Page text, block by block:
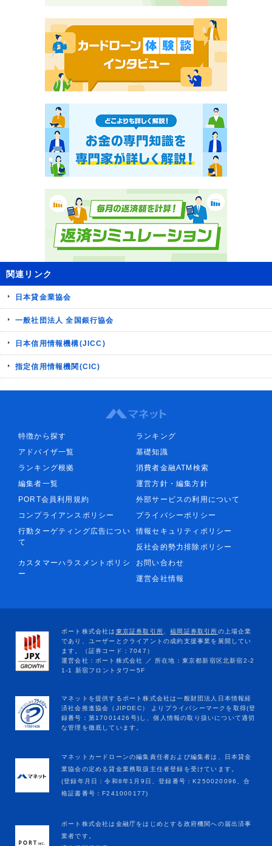
関連リンク
日本貸金業協会
一般社団法人 全国銀行協会
日本信用情報機構(JICC)
指定信用情報機関(CIC)
特徴から探す
ランキング
アドバイザ一覧
基礎知識
ランキング根拠
消費者金融ATM検索
編集者一覧
運営方針・編集方針
PORT会員利用規約
外部サービスの利用について
コンプライアンスポリシー
プライバシーポリシー
行動ターゲティング広告につい
て
情報セキュリティポリシー
反社会的勢力排除ポリシー
カスタマーハラスメントポリシ
ー
お問い合わせ
運営会社情報
マネットカードローンの編集責任者および編集者は、日本貸金
業協会の定める貸金業務取扱主任者登録を受けています。
(登録年月日：令和8年1月9日、登録番号：K250020096、合
格証書番号：F241000177)
ポート株式会社は金融庁をはじめとする政府機関への届出済事
業者です。